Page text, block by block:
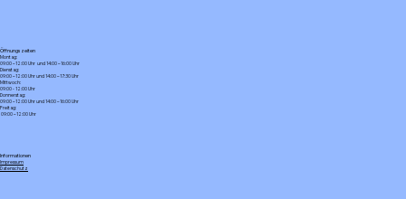
Öffnungszeiten
Montag:
09:00 – 12:00 Uhr und 14:00 – 16:00 Uhr
Dienstag:
09:00 – 12:00 Uhr und 14:00 – 17:30 Uhr
Mittwoch:
09:00 - 12:00 Uhr
Donnerstag:
09:00 – 12:00 Uhr und 14:00 – 16:00 Uhr
Freitag:
09:00 – 12:00 Uhr
Informationen
Impressum
Datenschutz